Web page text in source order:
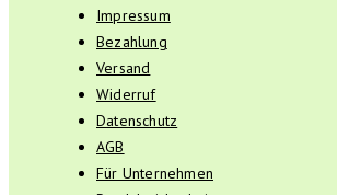
Impressum
Bezahlung
Versand
Widerruf
Datenschutz
AGB
Für Unternehmen